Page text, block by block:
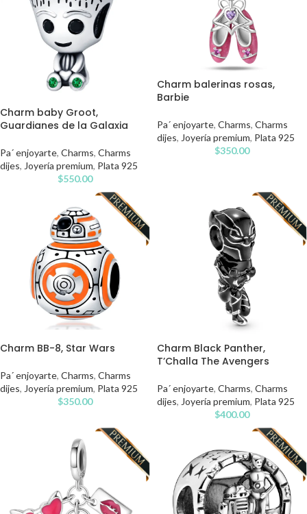
Charm baby Groot,
Guardianes de la Galaxia
Pa´ enjoyarte, Charms, Charms
dijes, Joyería premium, Plata 925
$550.00
Charm balerinas rosas,
Barbie
Pa´ enjoyarte, Charms, Charms
dijes, Joyería premium, Plata 925
$350.00
Charm BB-8, Star Wars
Pa´ enjoyarte, Charms, Charms
dijes, Joyería premium, Plata 925
$350.00
Charm Black Panther,
T’Challa The Avengers
Pa´ enjoyarte, Charms, Charms
dijes, Joyería premium, Plata 925
$400.00